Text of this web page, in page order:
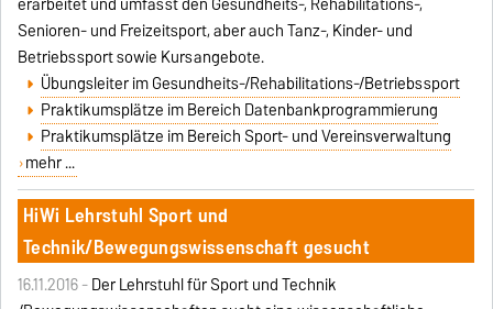
Senioren- und Freizeitsport, aber auch Tanz-, Kinder- und
Betriebssport sowie Kursangebote.
Übungsleiter im Gesundheits-/Rehabilitations-/Betriebssport
Praktikumsplätze im Bereich Datenbankprogrammierung
Praktikumsplätze im Bereich Sport- und Vereinsverwaltung
mehr ...
HiWi Lehrstuhl Sport und
Technik/Bewegungswissenschaft gesucht
16.11.2016 -Der Lehrstuhl für Sport und Technik